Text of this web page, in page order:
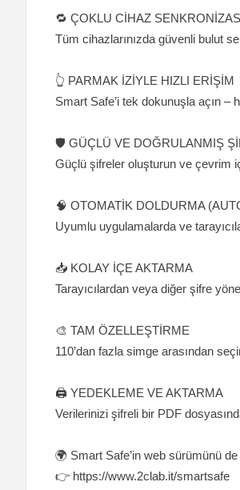
🔁 ÇOKLU CİHAZ
Tüm cihazlarınızda güvenli bulut
👆 PARMAK İZİYLE HIZLI ERİŞİM
Smart Safe’i tek dokunuşla açın –
🛡️ GÜÇLÜ VE DOĞRULANMIŞ
Güçlü şifreler oluşturun ve çevrim
🧠 OTOMATİK DOLDURMA
Uyumlu uygulamalarda ve
📥 KOLAY İÇE AKTARMA
Tarayıcılardan veya diğer şifre
🎨 TAM ÖZELLEŞTİRME
110’dan fazla simge arasından
🖨️ YEDEKLEME VE AKTARMA
Verilerinizi şifreli bir PDF
🌍 Smart Safe’in web sürümünü
👉 https://www.2clab.it/smartsafe